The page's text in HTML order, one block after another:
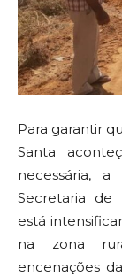
Para garantir
Santa
necessária,
Secretaria de
está
na zona
encenações